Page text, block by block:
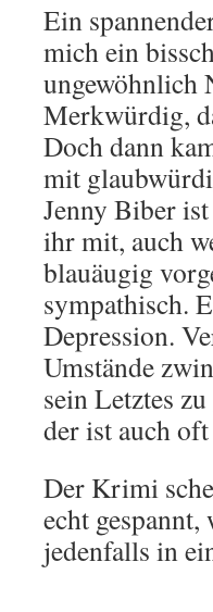
Ein
mich ein
ungewöhnlich
Merkwürdig,
Doch dann
mit
Jenny Biber
ihr mit, auch
blauäugig
sympathisch.
Depression.
Umstände
sein Letztes
der ist auch
Der Krimi
echt
jedenfalls in